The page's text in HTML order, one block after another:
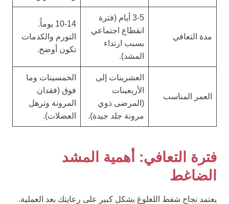
مدة التعافي
3-5 أيام (فترة
انقطاع اجتماعي
بسبب ارتداء
المشد).
10-14 يوماً.
التورم والكدمات
تكون أوضح.
العمر المناسب
العشرينات إلى
الأربعينات
(المرضى ذوي
مرونة جلد جيدة).
الخمسينات وما
فوق (فقدان
المرونة وترهل
العضلات).
فترة التعافي: أهمية المشد
الضاغط
يعتمد نجاح شفط اللغلوغ بشكل كبير على رعايتك بعد العملية.